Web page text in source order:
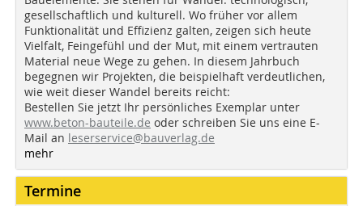
gesellschaftlich und kulturell. Wo früher vor allem
Funktionalität und Effizienz galten, zeigen sich heute
Vielfalt, Feingefühl und der Mut, mit einem vertrauten
Material neue Wege zu gehen. In diesem Jahrbuch
begegnen wir Projekten, die beispielhaft verdeutlichen,
wie weit dieser Wandel bereits reicht:
Bestellen Sie jetzt Ihr persönliches Exemplar unter
www.beton-bauteile.de oder schreiben Sie uns eine E-
Mail an leserservice@bauverlag.de
mehr
Termine